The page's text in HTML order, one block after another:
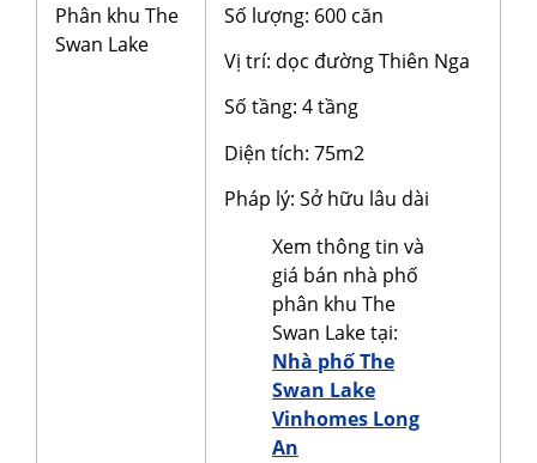
Phân khu The
Swan Lake
Số lượng: 600 căn
Vị trí: dọc đường Thiên Nga
Số tầng: 4 tầng
Diện tích: 75m2
Pháp lý: Sở hữu lâu dài
Xem thông tin và
giá bán nhà phố
phân khu The
Swan Lake tại:
Nhà phố The
Swan Lake
Vinhomes Long
An